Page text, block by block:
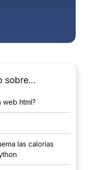
sobre…
web html?
las calorías